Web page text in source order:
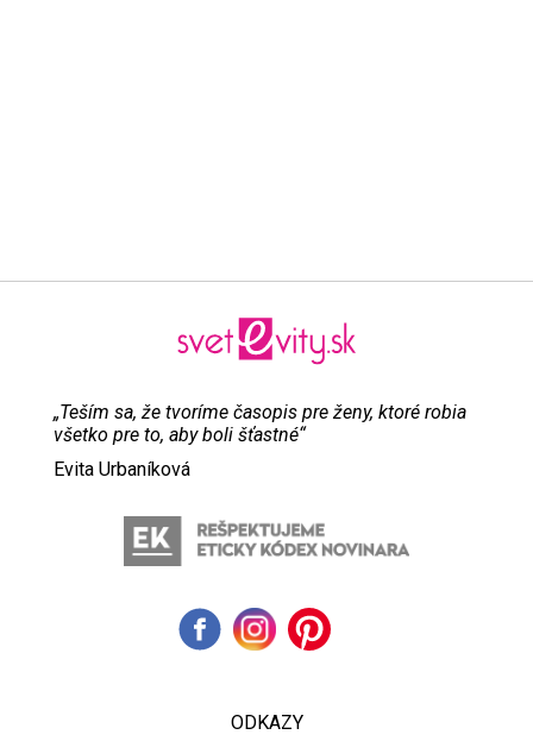
„Teším sa, že tvoríme časopis pre ženy, ktoré robia
všetko pre to, aby boli šťastné“
Evita Urbaníková
ODKAZY